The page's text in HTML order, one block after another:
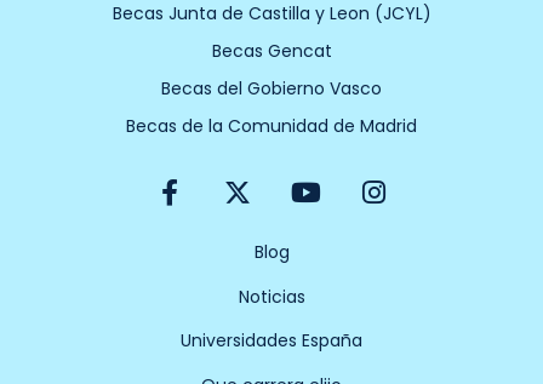
Becas Junta de Castilla y Leon (JCYL)
Becas Gencat
Becas del Gobierno Vasco
Becas de la Comunidad de Madrid
F
a
o
X
-
w
i
t
t
Y
o
u
b
e
I
n
Blog
Noticias
Universidades España